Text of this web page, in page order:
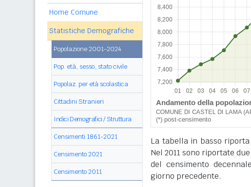
Home Comune
Statistiche Demografiche
Popolazione 2001-2024
Pop. età, sesso, stato civile
Popolaz. per età scolastica
Cittadini Stranieri
Indici Demografici / Struttura
Censimenti 1861-2021
Censimento 2021
Censimento 2011
La tabella in basso
Nel 2011 sono riportate
del censimento
giorno precedente.